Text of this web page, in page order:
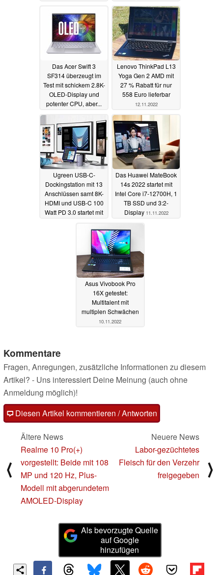
Das Acer Swift 3
SF314 überzeugt im
Test mit schickem 2.8K-
OLED-Display und
potenter CPU, aber...
Lenovo ThinkPad L13
Yoga Gen 2 AMD mit
27 % Rabatt für nur
558 Euro lieferbar
12.11.2022
Ugreen USB-C-
Dockingstation mit 13
Anschlüssen samt 8K-
HDMI und USB-C 100
Watt PD 3.0 startet mit
Das Huawei MateBook
14s 2022 startet mit
Intel Core i7-12700H, 1
TB SSD und 3:2-
Display 11.11.2022
Asus Vivobook Pro
16X getestet:
Multitalent mit
multiplen Schwächen
10.11.2022
Kommentare
Fragen, Anregungen, zusätzliche Informationen zu diesem
Artikel? - Uns interessiert Deine Meinung (auch ohne
Anmeldung möglich)!
Diesen Artikel kommentieren / Antworten
⟨
Ältere News
Realme 10 Pro(+)
vorgestellt: Beide mit 108
MP und 120 Hz, Plus-
Modell mit abgerundetem
AMOLED-Display
Neuere News
Labor-gezüchtetes
Fleisch für den Verzehr
freigegeben
⟩
Als bevorzugte Quelle
auf Google
hinzufügen